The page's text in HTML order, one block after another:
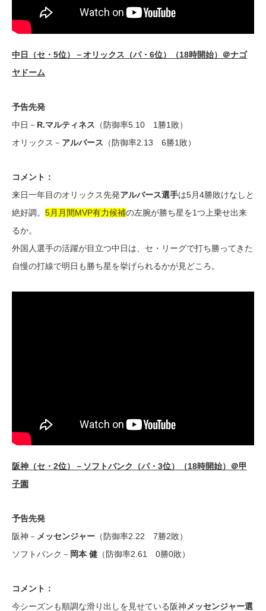
中日（セ・5位）－オリックス（パ・6位）（18時開始）＠ナゴ
ヤドーム
予告先発
中日－ R.マルティネス （防御率5.10 1勝1敗）
オリックス－ アルバース （防御率2.13 6勝1敗）
コメント：
来日一年目のオリックス先発アルバース選手は5月4勝敗けなしと
絶好調。 5月月間MVP有力候補の左腕が勝ち星を1つ上乗せ出来
るか。
外国人選手の活躍が目立つ中日は、セ・リーグで打ち勝ってきた
自慢の打線で明日も勝ち星を挙げられるかが見どころ。
阪神（セ・2位）－ソフトバンク（パ・3位）（18時開始）＠甲
子園
予告先発
阪神－ メッセンジャー （防御率2.22 7勝2敗）
ソフトバンク－ 岡本 健 （防御率2.61 0勝0敗）
コメント：
今シーズンも順調な滑り出しを見せている阪神 メッセンジャー選